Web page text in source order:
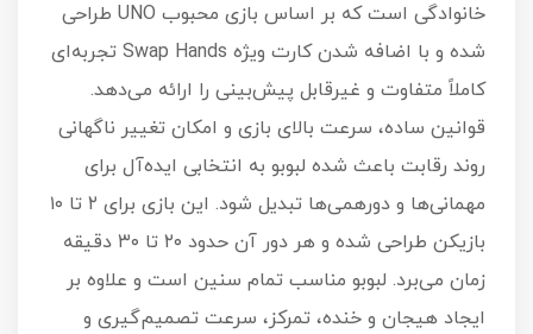
خانوادگی است که بر اساس بازی محبوب UNO طراحی
شده و با اضافه شدن کارت ویژه Swap Hands تجربه‌ای
کاملاً متفاوت و غیرقابل پیش‌بینی را ارائه می‌دهد.
قوانین ساده، سرعت بالای بازی و امکان تغییر ناگهانی
روند رقابت باعث شده لبوبو به انتخابی ایده‌آل برای
مهمانی‌ها و دورهمی‌ها تبدیل شود. این بازی برای ۲ تا ۱۰
بازیکن طراحی شده و هر دور آن حدود ۲۰ تا ۳۰ دقیقه
زمان می‌برد. لبوبو مناسب تمام سنین است و علاوه بر
ایجاد هیجان و خنده، تمرکز، سرعت تصمیم‌گیری و